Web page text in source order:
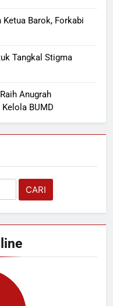
Barok, Forkabi
Tangkal Stigma
Anugrah
BUMD